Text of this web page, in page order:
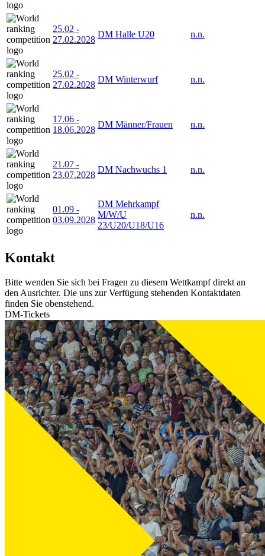
25.02 -
27.02.2028
DM Halle U20 n.n.
25.02 -
27.02.2028
DM Winterwurf n.n.
17.06 -
18.06.2028
DM Männer/Frauen n.n.
21.07 -
23.07.2028
DM Nachwuchs 1 n.n.
01.09 -
03.09.2028
DM Mehrkampf
M/W/U
23/U20/U18/U16
n.n.
Kontakt
Bitte wenden Sie sich bei Fragen zu diesem Wettkampf direkt an
den Ausrichter. Die uns zur Verfügung stehenden Kontaktdaten
finden Sie obenstehend.
DM-Tickets